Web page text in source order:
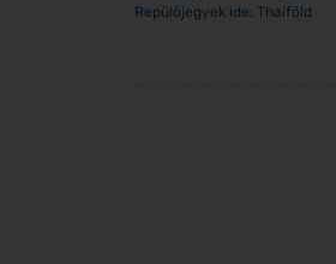
Repülőjegyek ide: Thaiföld